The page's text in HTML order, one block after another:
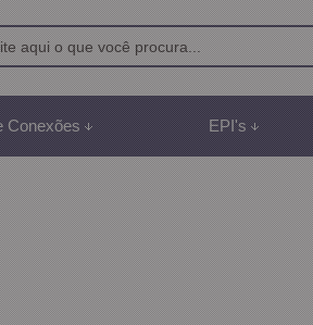
Conexões EPI's